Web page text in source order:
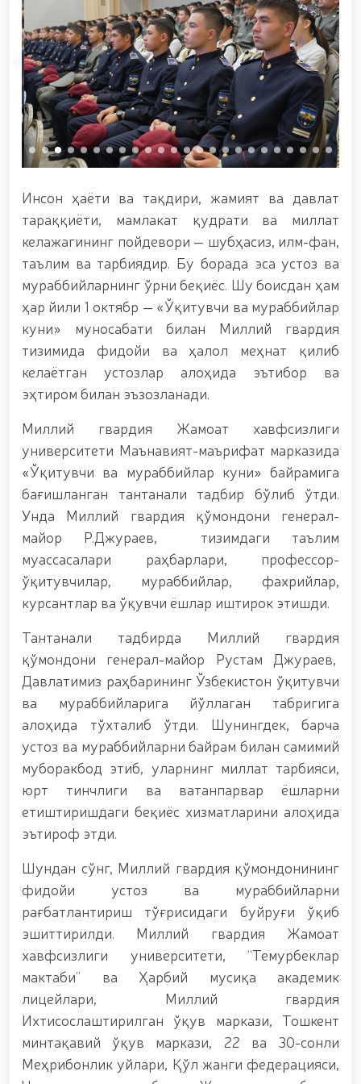
этилди. // Хавфсиз муҳитни таъминлашга
қаратилган чора-тадбирлар Миллий гвардия
қўмондони генерал-полковник Б. Ташматов
раҳбарлигида Юнусобод туманида амалга
оширилди // Буюк давлат арбоби Соҳибқирон
Амир Темур таваллудининг 690 йиллиги
муносабати билан, Ўзбекистон Миллий кино
санъати саройида Миллий гвардия тизимидаги
ёшлар билан учрашув бўлиб ўтди. // Байрам
кунларида хавфсизлик тўлиқ таъминланди //
Наврўз шукуҳи: отлиқ парадлар ташкил этилди //
остида байрам сайли // Аскарлар касб-ҳунар
сертификатларига эга бўлди // Қаҳрамонлар
хотираси ёд этилди // // Странджа турнирида
Миллий гвардия ҳарбий хизматчиси Навбаҳор
Ҳамидова олтин медални қўлга киритди. // Ирода
Исмоилова «Содиқ хизматлари учун» медали
билан тақдирланди. // Ўзбекистон Қуролли
Кучларида киберспорт, дрон ва робот
технологиялари йўналишлари ривожлантирилади
// Андижон вилоятида Республика ишчи
гуруҳининг ёшлар билан учрашуви тадбирлари
доирасида муддатди ҳарбий хизматчиларга
сертификатлар топширилди. // Миллий гвардия
пойтахтимиздаги манзилли ишлари давомида
ёшлар билан учрашиб, улар билан очиқ мулоқот
ўтказди. // Фарғона вилоятида жиноят содир
этишга мойил шахслар яшаш манзилларида тезкор
тадбирлар ўтказилди. // “8 март – Халқаро хотин
қизлар куни” муносабати билан Миллий гвардия
тизимида фаолият юритиб келаётган аёллар учун
тантанали байрам тадбири ташкил этилди //
Молиявий шаффофлик ва коррупциядан холи
муҳитни таъминлаш бўйича ўқув йиғини ўтказилди
// Аждодлар мероси – миллий ғурур ва
ватанпарварлик манбаи // Генерал-полковник
ҳарбий академик лицейи фаолияти билан яқиндан
танишди. //Миллий гвардия қўмондони, генерал-
полковник B.Tashmatov Сирдарё ва Жиззах
вилоятида ўрганиш ишларини олиб борди //
“Ҳарбий таълим тизимида илм-фан ва педагогик
технологияларни ривожлантириш истиқболлари”
мавзусида республика ҳарбий илмий-амалий
конференцияси ташкил этилди. // Миллий гвардия
қўмондони генерал-полковник B.Tashmatov илк
манзилли ишларини Юнусобод туманида амалга
оширди. // Самарқанд ва Бухоро вилояталарида
хавфсиз муҳитни яратиш ва жамоат
хавфсизлигини ишончли таъминлаш бўйича
манзилли ишлар амалга оширилди. // Ёшлар
сиёсатига оид устувор вазифалар доимий
эътиборда. // Миллий гвардия қўмондони генерал-
полковник B.Tashmatov Ўзбекистон ҳуқуқни
муҳофаза қилиш органларининг Қўл жанги
федерацияси раиси этиб сайланди. // Миллий
гвардия шахсий таркибининг жанговар салоҳияти,
жисмоний ва маънавий тайёргарлигини
мустаҳкамлаш ҳамда замон талабларига мос
такомиллаштиришга қаратилган ишлар давом
эттирилмоқда. // Тизим фидойилари ҳурмат ва
эҳтиром билан нафақага кузатилди. // “Китобхон
ҳарбий оилалар” мавзусида адабий-бадиий кеча
ташкил этилди / / Ватанпарварлик ойлиги
доирасидаги тадбирлар / / Тошкентда қидирувда
Инсон ҳаёти ва тақдири, жамият ва давлат
тараққиёти, мамлакат қудрати ва миллат
келажагининг пойдевори — шубҳасиз, илм-фан,
таълим ва тарбиядир. Бу борада эса устоз ва
мураббийларнинг ўрни беқиёс. Шу боисдан ҳам
ҳар йили 1 октябр — «Ўқитувчи ва мураббийлар
куни» муносабати билан Миллий гвардия
тизимида фидойи ва ҳалол меҳнат қилиб
келаётган устозлар алоҳида эътибор ва
эҳтиром билан эъзозланади.
Миллий гвардия Жамоат хавфсизлиги
университети Маънавият-маърифат марказида
«Ўқитувчи ва мураббийлар куни» байрамига
бағишланган тантанали тадбир бўлиб ўтди.
Унда Миллий гвардия қўмондони генерал-
майор Р.Джураев, тизимдаги таълим
муассасалари раҳбарлари, профессор-
ўқитувчилар, мураббийлар, фахрийлар,
курсантлар ва ўқувчи ёшлар иштирок этишди.
Тантанали тадбирда Миллий гвардия
қўмондони генерал-майор Рустам Джураев,
Давлатимиз раҳбарининг Ўзбекистон ўқитувчи
ва мураббийларига йўллаган табригига
алоҳида тўхталиб ўтди. Шунингдек, барча
устоз ва мураббийларни байрам билан самимий
муборакбод этиб, уларнинг миллат тарбияси,
юрт тинчлиги ва ватанпарвар ёшларни
етиштиришдаги беқиёс хизматларини алоҳида
эътироф этди.
Шундан сўнг, Миллий гвардия қўмондонининг
фидойи устоз ва мураббийларни
рағбатлантириш тўғрисидаги буйруғи ўқиб
эшиттирилди. Миллий гвардия Жамоат
хавфсизлиги университети, “Темурбеклар
мактаби” ва Ҳарбий мусиқа академик
лицейлари, Миллий гвардия
Ихтисослаштирилган ўқув маркази, Тошкент
минтақавий ўқув маркази, 22 ва 30-сонли
Меҳрибонлик уйлари, Қўл жанги федерацияси,